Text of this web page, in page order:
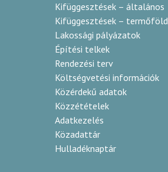
Kifüggesztések – általános
Kifüggesztések – termőföld
Lakossági pályázatok
Építési telkek
Rendezési terv
Költségvetési információk
Közérdekű adatok
Közzétételek
Adatkezelés
Közadattár
Hulladéknaptár